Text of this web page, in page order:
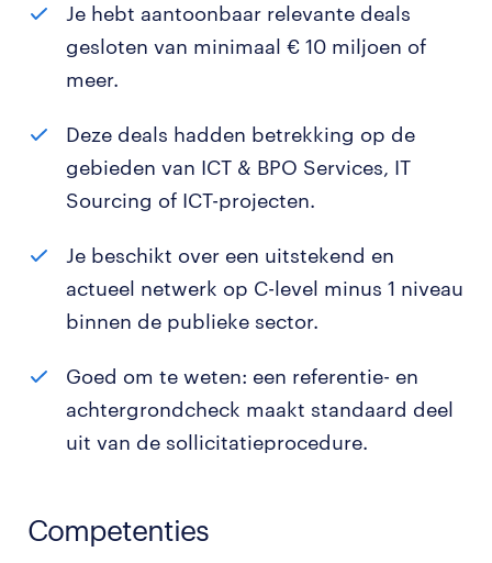
Je hebt aantoonbaar relevante deals
gesloten van minimaal € 10 miljoen of
meer.
Deze deals hadden betrekking op de
gebieden van ICT & BPO Services, IT
Sourcing of ICT-projecten.
Je beschikt over een uitstekend en
actueel netwerk op C-level minus 1 niveau
binnen de publieke sector.
Goed om te weten: een referentie- en
achtergrondcheck maakt standaard deel
uit van de sollicitatieprocedure.
Competenties